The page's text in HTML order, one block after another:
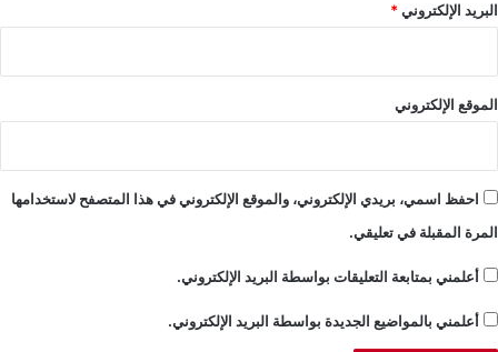
البريد الإلكتروني*
الموقع الإلكتروني
احفظ اسمي، بريدي الإلكتروني، والموقع الإلكتروني في هذا المتصفح لاستخدامها
المرة المقبلة في تعليقي.
أعلمني بمتابعة التعليقات بواسطة البريد الإلكتروني.
أعلمني بالمواضيع الجديدة بواسطة البريد الإلكتروني.